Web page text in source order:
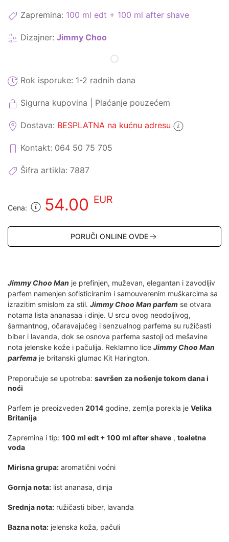
Zapremina: 100 ml edt + 100 ml after shave
Dizajner: Jimmy Choo
Rok isporuke: 1-2 radnih dana
Sigurna kupovina | Plaćanje pouzećem
Dostava: BESPLATNA na kućnu adresu
Kontakt: 064 50 75 705
Šifra artikla: 7887
Cena: 54.00 EUR
PORUČI ONLINE OVDE
Jimmy Choo Man je prefinjen, muževan, elegantan i zavodljiv
parfem namenjen sofisticiranim i samouverenim muškarcima sa
izrazitim smislom za stil. Jimmy Choo Man parfem se otvara
notama lista ananasaa i dinje. U srcu ovog neodoljivog,
šarmantnog, očaravajućeg i senzualnog parfema su ružičasti
biber i lavanda, dok se osnova parfema sastoji od mešavine
nota jelenske kože i pačulija. Reklamno lice Jimmy Choo Man
parfema je britanski glumac Kit Harington.
Preporučuje se upotreba: savršen za nošenje tokom dana i
noći
Parfem je preoizveden 2014 godine, zemlja porekla je Velika
Britanija
Zapremina i tip: 100 ml edt + 100 ml after shave , toaletna
voda
Mirisna grupa: aromatični voćni
Gornja nota: list ananasa, dinja
Srednja nota: ružičasti biber, lavanda
Bazna nota: jelenska koža, pačuli